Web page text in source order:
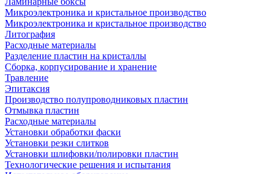
Микроэлектроника и кристальное производство
Микроэлектроника и кристальное производство
Литография
Расходные материалы
Разделение пластин на кристаллы
Сборка, корпусирование и хранение
Травление
Эпитаксия
Производство полупроводниковых пластин
Отмывка пластин
Расходные материалы
Установки обработки фаски
Установки резки слитков
Установки шлифовки/полировки пластин
Технологические решения и испытания